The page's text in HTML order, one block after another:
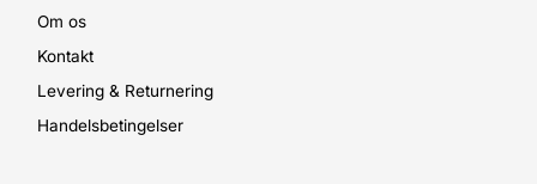
Om os
Kontakt
Levering & Returnering
Handelsbetingelser